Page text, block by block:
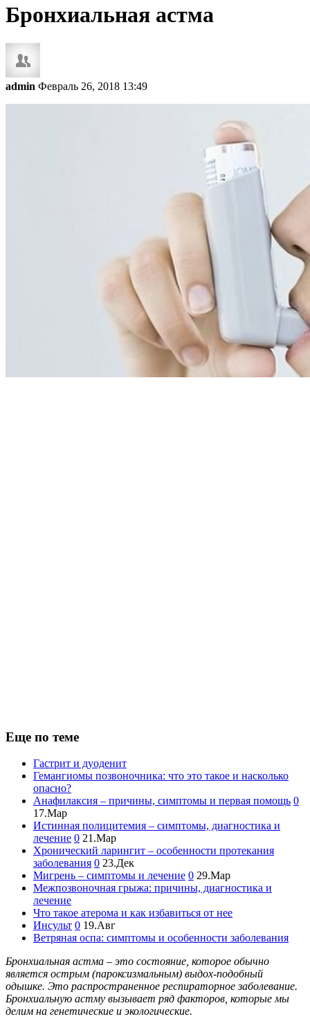
Бронхиальная астма
admin Февраль 26, 2018 13:49
Еще по теме
Гастрит и дуоденит
Гемангиомы позвоночника: что это такое и насколько
опасно?
Анафилаксия – причины, симптомы и первая помощь 0
17.Мар
Истинная полицитемия – симптомы, диагностика и
лечение 0 21.Мар
Хронический ларингит – особенности протекания
заболевания 0 23.Дек
Мигрень – симптомы и лечение 0 29.Мар
Межпозвоночная грыжа: причины, диагностика и
лечение
Что такое атерома и как избавиться от нее
Инсульт 0 19.Авг
Ветряная оспа: симптомы и особенности заболевания
Бронхиальная астма – это состояние, которое обычно
является острым (пароксизмальным) выдох-подобный
одышке. Это распространенное респираторное заболевание.
Бронхиальную астму вызывает ряд факторов, которые мы
делим на генетические и экологические.